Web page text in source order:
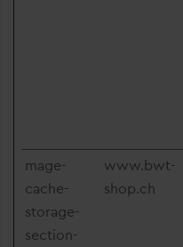
mage-
cache-
storage-
section-
www.bwt-
shop.ch